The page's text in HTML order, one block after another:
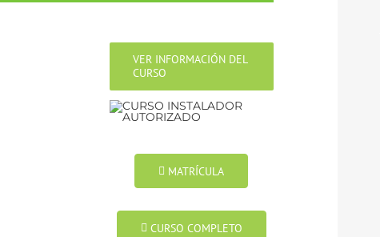
VER INFORMACIÓN DEL
CURSO
MATRÍCULA
CURSO COMPLETO